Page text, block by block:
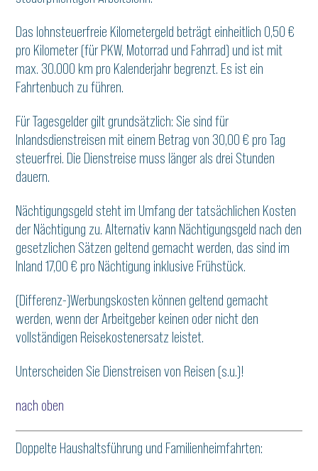
Das lohnsteuerfreie Kilometergeld beträgt einheitlich 0,50 €
pro Kilometer (für PKW, Motorrad und Fahrrad) und ist mit
max. 30.000 km pro Kalenderjahr begrenzt. Es ist ein
Fahrtenbuch zu führen.
Für Tagesgelder gilt grundsätzlich: Sie sind für
Inlandsdienstreisen mit einem Betrag von 30,00 € pro Tag
steuerfrei. Die Dienstreise muss länger als drei Stunden
dauern.
Nächtigungsgeld steht im Umfang der tatsächlichen Kosten
der Nächtigung zu. Alternativ kann Nächtigungsgeld nach den
gesetzlichen Sätzen geltend gemacht werden, das sind im
Inland 17,00 € pro Nächtigung inklusive Frühstück.
(Differenz-)Werbungskosten können geltend gemacht
werden, wenn der Arbeitgeber keinen oder nicht den
vollständigen Reisekostenersatz leistet.
Unterscheiden Sie Dienstreisen von Reisen (s.u.)!
nach oben
Doppelte Haushaltsführung und Familienheimfahrten: